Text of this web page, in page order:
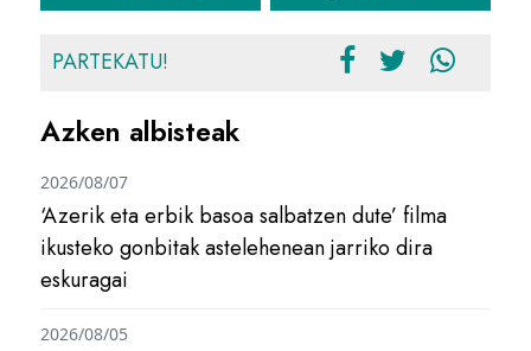
PARTEKATU!
Azken albisteak
‘Azerik eta erbik basoa salbatzen dute’ filma
ikusteko gonbitak astelehenean jarriko dira
eskuragai
2026/08/07
2026/08/05